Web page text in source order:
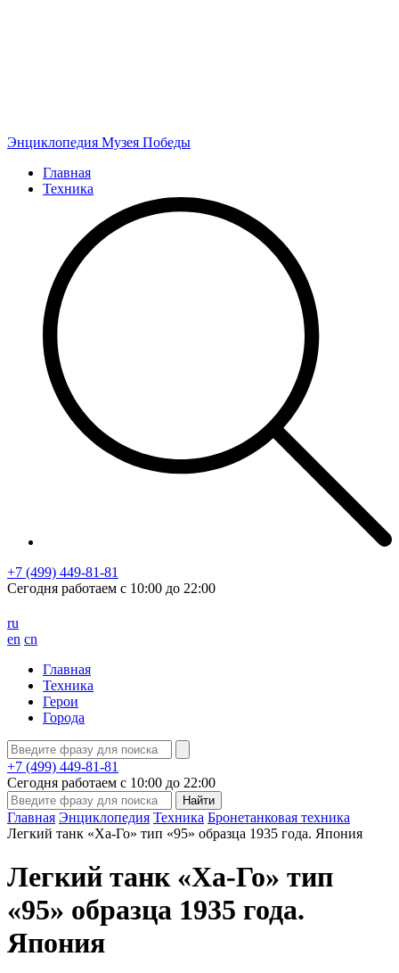
Энциклопедия Музея Победы
Главная
Техника
+7 (499) 449-81-81
Сегодня работаем с 10:00 до 22:00
ru
en cn
Главная
Техника
Герои
Города
+7 (499) 449-81-81
Сегодня работаем с 10:00 до 22:00
Главная Энциклопедия Техника Бронетанковая техника
Легкий танк «Ха-Го» тип «95» образца 1935 года. Япония
Легкий танк «Ха-Го» тип
«95» образца 1935 года.
Япония